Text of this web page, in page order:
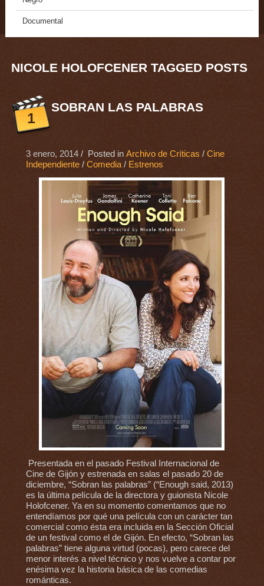
Documental
NICOLE HOLOFCENER TAGGED POSTS
1
SOBRAN LAS PALABRAS
3 enero, 2014/ Posted in Archivo de Críticas / Cine
Independiente/ Comedia/ Estrenos
Presentada en el pasado Festival Internacional de
Cine de Gijón y estrenada en salas el pasado 20 de
diciembre, “Sobran las palabras” (“Enough said, 2013)
es la última película de la directora y guionista Nicole
Holofcener. Ya en su momento comentamos que no
entendíamos por qué una película con un carácter tan
comercial como ésta era incluida en la Sección Oficial
de un festival como el de Gijón. En efecto, “Sobran las
palabras” tiene alguna virtud (pocas), pero carece del
menor interés a nivel técnico y nos vuelve a contar por
enésima vez la historia básica de las comedias
románticas.